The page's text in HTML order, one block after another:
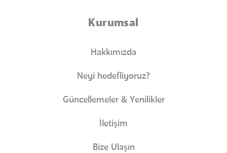
Kurumsal
Hakkımızda
Neyi hedefliyoruz?
Güncellemeler & Yenilikler
İletişim
Bize Ulaşın